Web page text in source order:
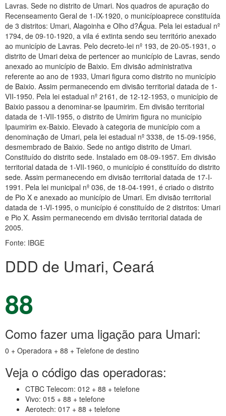
Lavras. Sede no distrito de Umari. Nos quadros de apuração do
Recenseamento Geral de 1-IX-1920, o municípioaprece constituída
de 3 distritos: Umari, Alagoinha e Olho d?Água. Pela lei estadual nº
1794, de 09-10-1920, a vila é extinta sendo seu território anexado
ao município de Lavras. Pelo decreto-lei nº 193, de 20-05-1931, o
distrito de Umari deixa de pertencer ao município de Lavras, sendo
anexado ao município de Baixio. Em divisão administrativa
referente ao ano de 1933, Umari figura como distrito no município
de Baixio. Assim permanecendo em divisão territorial datada de 1-
VII-1950. Pela lei estadual nº 2161, de 12-12-1953, o município de
Baixio passou a denominar-se Ipaumirim. Em divisão territorial
datada de 1-VII-1955, o distrito de Umirim figura no município
Ipaumirim ex-Baixio. Elevado à categoria de município com a
denominação de Umari, pela lei estadual nº 3338, de 15-09-1956,
desmembrado de Baixio. Sede no antigo distrito de Umari.
Constituído do distrito sede. Instalado em 08-09-1957. Em divisão
territorial datada de 1-VII-1960, o município é constituído do distrito
sede. Assim permanecendo em divisão territorial datada de 17-I-
1991. Pela lei municipal nº 036, de 18-04-1991, é criado o distrito
de Pio X e anexado ao município de Umari. Em divisão territorial
datada de 1-VI-1995, o município é constituído de 2 distritos: Umari
e Pio X. Assim permanecendo em divisão territorial datada de
2005.
Fonte: IBGE
DDD de Umari, Ceará
88
Como fazer uma ligação para Umari:
0 + Operadora + 88 + Telefone de destino
Veja o código das operadoras:
CTBC Telecom: 012 + 88 + telefone
Vivo: 015 + 88 + telefone
Aerotech: 017 + 88 + telefone